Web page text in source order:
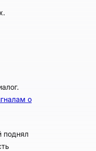
о
поднял